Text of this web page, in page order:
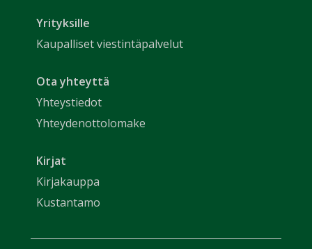
Yrityksille
Kaupalliset viestintäpalvelut
Ota yhteyttä
Yhteystiedot
Yhteydenottolomake
Kirjat
Kirjakauppa
Kustantamo